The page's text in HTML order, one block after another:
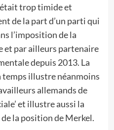
trop timide et
de la part d’un parti qui
l’imposition de la
et par ailleurs partenaire
depuis 2013. La
temps illustre néanmoins
allemands de
et illustre aussi la
de la position de Merkel.